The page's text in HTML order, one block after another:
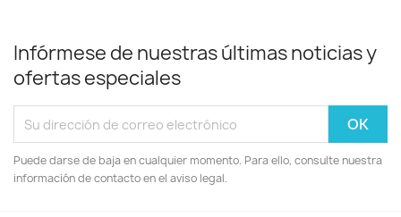
Infórmese de nuestras últimas noticias y
ofertas especiales
Puede darse de baja en cualquier momento. Para ello, consulte nuestra
información de contacto en el aviso legal.